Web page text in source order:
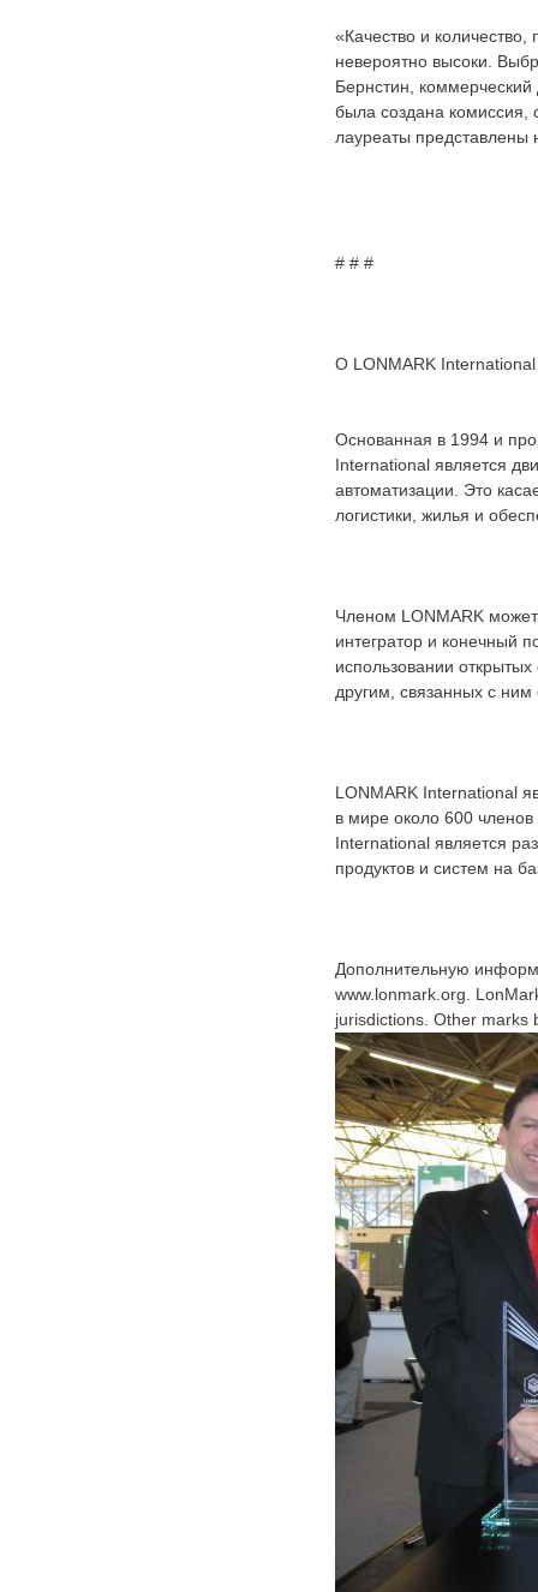
«Качество и
невероятно высоки.
Бернстин,
была создана комиссия,
лауреаты представлены
# # #
О LONMARK International
Основанная в 1994 и
International является
автоматизации. Это
логистики, жилья и
Членом LONMARK
интегратор и конечный
использовании
другим, связанных с ним
LONMARK International
в мире около 600
International является
продуктов и систем на
Дополнительную
www.lonmark.org.
jurisdictions. Other marks